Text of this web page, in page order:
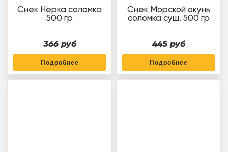
Снек Нерка соломка
500 гр
366 руб
Подробнее
Снек Морской окунь
соломка суш. 500 гр
445 руб
Подробнее